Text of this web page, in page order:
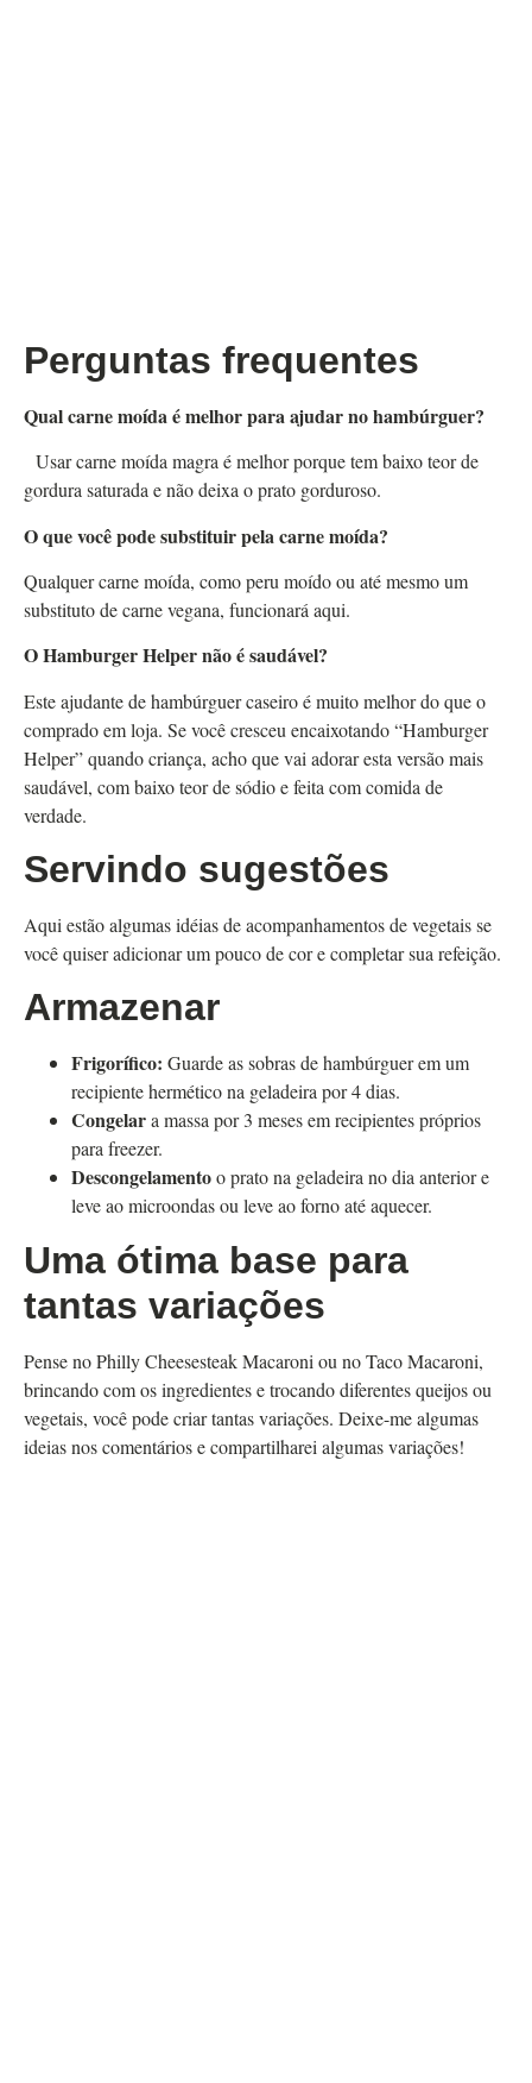
Perguntas frequentes
Qual carne moída é melhor para ajudar no hambúrguer?
Usar carne moída magra é melhor porque tem baixo teor de
gordura saturada e não deixa o prato gorduroso.
O que você pode substituir pela carne moída?
Qualquer carne moída, como peru moído ou até mesmo um
substituto de carne vegana, funcionará aqui.
O Hamburger Helper não é saudável?
Este ajudante de hambúrguer caseiro é muito melhor do que o
comprado em loja. Se você cresceu encaixotando “Hamburger
Helper” quando criança, acho que vai adorar esta versão mais
saudável, com baixo teor de sódio e feita com comida de
verdade.
Servindo sugestões
Aqui estão algumas idéias de acompanhamentos de vegetais se
você quiser adicionar um pouco de cor e completar sua refeição.
Armazenar
Frigorífico: Guarde as sobras de hambúrguer em um
recipiente hermético na geladeira por 4 dias.
Congelara massa por 3 meses em recipientes próprios
para freezer.
Descongelamentoo prato na geladeira no dia anterior e
leve ao microondas ou leve ao forno até aquecer.
Uma ótima base para
tantas variações
Pense no Philly Cheesesteak Macaroni ou no Taco Macaroni,
brincando com os ingredientes e trocando diferentes queijos ou
vegetais, você pode criar tantas variações. Deixe-me algumas
ideias nos comentários e compartilharei algumas variações!